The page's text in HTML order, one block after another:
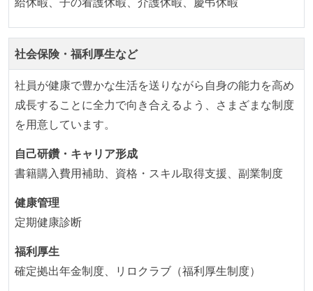
開発メンバーの裁量
設計・実装から運用までを同じ開発チームが担い、フ
ロントエンド、バックエンド、インフラといった役割
の境界を超えて、個人が必要な範囲にまで染み出して
いく姿勢が根付いている
1年以内に、技術負債を解消するためのプロジェクト
や、古くなったツールのリプレイスプロジェクトがボ
トムアップで実施されたことがある
任で好きなものを使うことができる
企画を決定する場に、実装を担当する開発メンバーが
参加している
タスクの見積もりは、実装を担当するメンバーが中心
社会保険・福利厚生など
社員が健康で豊かな生活を送りながら自身の能力を高め
成長することに全力で向き合えるよう、さまざまな制度
を用意しています。
自己研鑽・キャリア形成
書籍購入費用補助、資格・スキル取得支援、副業制度
健康管理
定期健康診断
福利厚生
確定拠出年金制度、リロクラブ（福利厚生制度）